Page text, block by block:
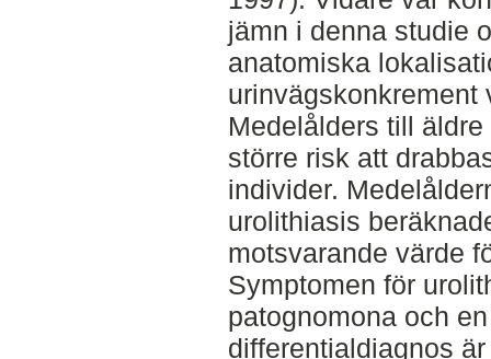
jämn i denna studie
anatomiska
urinvägskonkrement
Medelålders till
större risk att
individer.
urolithiasis
motsvarande värde
Symptomen för
patognomona och
differentialdiagnos